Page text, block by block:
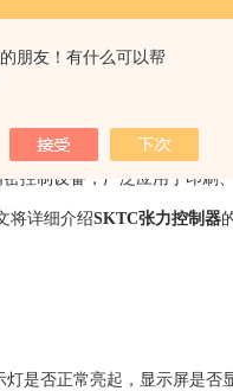
朋友！有什么可以帮
制器调整指南，
更新时间：2025-04-27 点击
制设备，广泛应用于印刷
将详细介绍SKTC张力控制器
否正常亮起，显示屏是否显